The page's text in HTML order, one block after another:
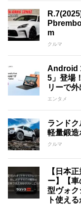
m
クルマ
Android
5」登場
リーで
エンタメ
ランド
軽量鍛
クルマ
【日本
ー】【
型ヴォク
ト使え